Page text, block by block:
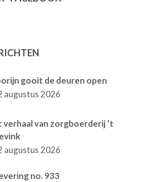
gooit de deuren open
augustus 2026
verhaal van zorgboerderij ’t
augustus 2026
no. 933